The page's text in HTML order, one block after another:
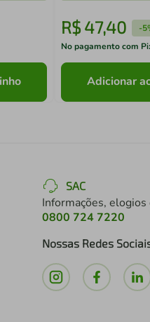
R$ 47,40 -
No pagamento com
Adicionar
SAC
Informações, elogios
0800 724 7220
Nossas Redes